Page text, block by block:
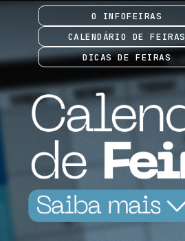
O INFOFEIRAS
CALENDÁRIO DE FEIRAS
DICAS DE FEIRAS